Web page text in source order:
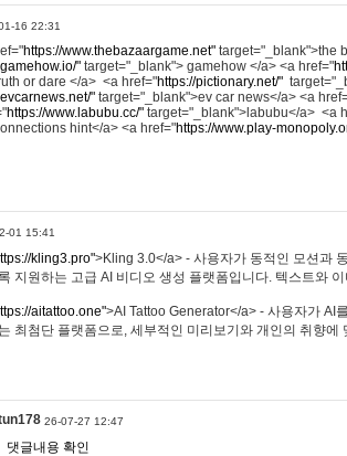
16 22:31
https://www.thebazaargame.net" target="_blank">the
" target="_blank"> gamehow </a> <a href="
or dare </a> <a href="https://pictionary.net/"
" target="_blank">ev car news</a> <a
https://www.labubu.cc/" target="_blank">labubu</a> <a
hint</a> <a href="https://www.play-
01 15:41
kling3.pro">Kling 3.0</a> - 사용자가 동적인 모션과
지원하는 고급 AI 비디오 생성 플랫폼입니다. 텍스트와
aitattoo.one">AI Tattoo Generator</a> - 사용자가 AI
최첨단 플랫폼으로, 세부적인 미리보기와 개인의 취향에
26-07-27 12:47
댓글내용 확인